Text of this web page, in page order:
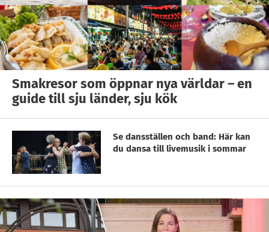
Smakresor som öppnar nya världar – en
guide till sju länder, sju kök
Se dansställen och band: Här kan
du dansa till livemusik i sommar